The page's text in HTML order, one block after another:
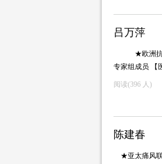
吕万萍
★欧洲抗风
专家组成员 【
阅读(396 人)
陈建春
★亚太痛风